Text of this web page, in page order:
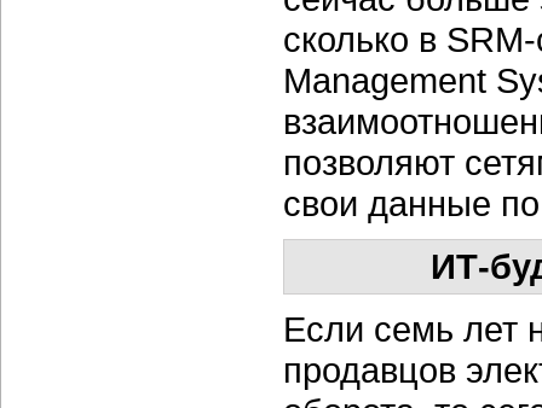
сколько в
Management
позволяют
свои данные по
ИТ-
Если семь лет
продавцов